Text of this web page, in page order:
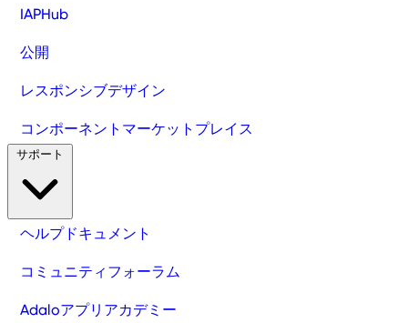
IAPHub
公開
レスポンシブデザイン
コンポーネントマーケットプレイス
ヘルプドキュメント
コミュニティフォーラム
Adaloアプリアカデミー